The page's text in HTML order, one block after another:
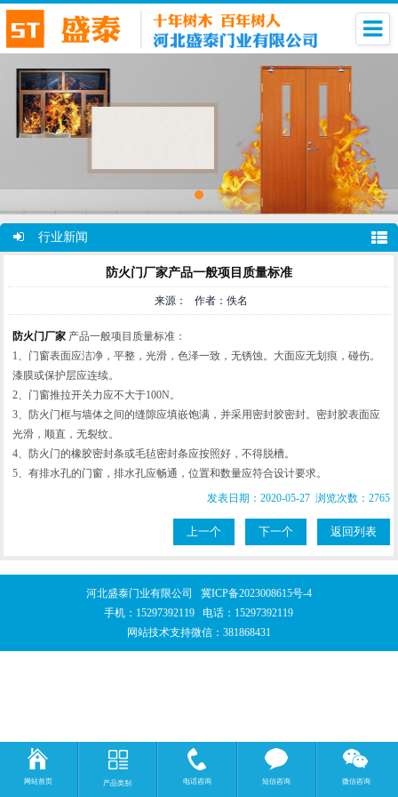
行业新闻
防火门厂家产品一般项目质量标准
来源： 作者：佚名
防火门厂家 产品一般项目质量标准：
1、门窗表面应洁净，平整，光滑，色泽一致，无锈蚀。大面应无划痕，碰伤。
漆膜或保护层应连续。
2、门窗推拉开关力应不大于100N。
3、防火门框与墙体之间的缝隙应填嵌饱满，并采用密封胶密封。密封胶表面应
光滑，顺直，无裂纹。
4、防火门的橡胶密封条或毛毡密封条应按照好，不得脱槽。
5、有排水孔的门窗，排水孔应畅通，位置和数量应符合设计要求。
发表日期：2020-05-27 浏览次数：2765
上一个 下一个 返回列表
河北盛泰门业有限公司 冀ICP备2023008615号-4
手机： 15297392119 电话： 15297392119
网站技术支持微信：381868431
网站首页 产品类别 电话咨询 短信咨询 微信咨询